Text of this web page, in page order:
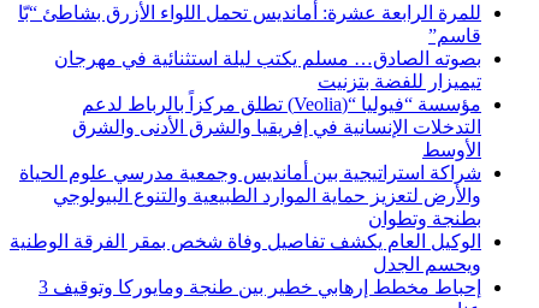
للمرة الرابعة عشرة: أمانديس تحمل اللواء الأزرق بشاطئ “بّا
قاسم”
بصوته الصادق… مسلم يكتب ليلة استثنائية في مهرجان
تيميزار للفضة بتزنيت
مؤسسة “فيوليا “(Veolia) تطلق مركزاً بالرباط لدعم
التدخلات الإنسانية في إفريقيا والشرق الأدنى والشرق
الأوسط
شراكة استراتيجية بين أمانديس وجمعية مدرسي علوم الحياة
والأرض لتعزيز حماية الموارد الطبيعية والتنوع البيولوجي
بطنجة وتطوان
الوكيل العام يكشف تفاصيل وفاة شخص بمقر الفرقة الوطنية
ويحسم الجدل
إحباط مخطط إرهابي خطير بين طنجة ومايوركا وتوقيف 3